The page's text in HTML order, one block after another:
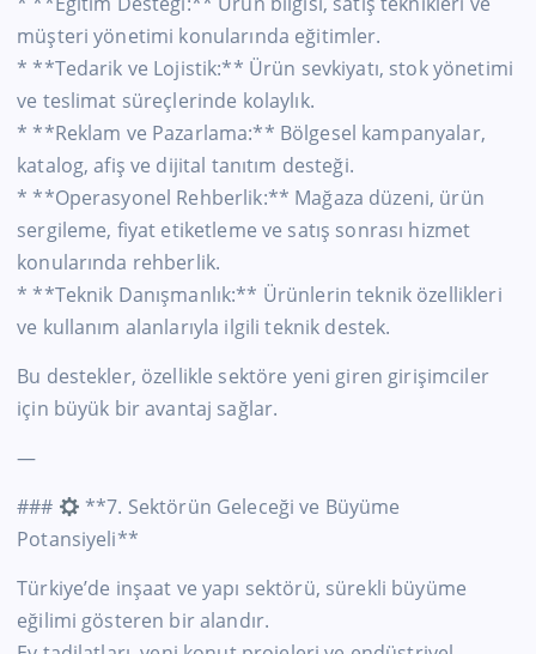
müşteri yönetimi konularında eğitimler.
* **Tedarik ve Lojistik:** Ürün sevkiyatı, stok yönetimi
ve teslimat süreçlerinde kolaylık.
* **Reklam ve Pazarlama:** Bölgesel kampanyalar,
katalog, afiş ve dijital tanıtım desteği.
* **Operasyonel Rehberlik:** Mağaza düzeni, ürün
sergileme, fiyat etiketleme ve satış sonrası hizmet
konularında rehberlik.
* **Teknik Danışmanlık:** Ürünlerin teknik özellikleri
ve kullanım alanlarıyla ilgili teknik destek.
Bu destekler, özellikle sektöre yeni giren girişimciler
için büyük bir avantaj sağlar.
—
###
**7. Sektörün Geleceği ve Büyüme
Potansiyeli**
Türkiye’de inşaat ve yapı sektörü, sürekli büyüme
eğilimi gösteren bir alandır.